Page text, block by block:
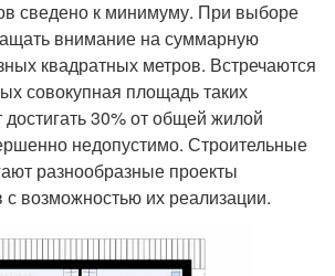
сведено к минимуму. При выборе
внимание на суммарную
квадратных метров. Встречаются
совокупная площадь таких
30% от общей жилой
недопустимо. Строительные
разнообразные проекты
возможностью их реализации.